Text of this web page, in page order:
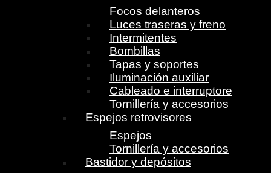
Focos delanteros
Luces traseras y freno
Intermitentes
Bombillas
Tapas y soportes
Iluminación auxiliar
Cableado e interruptores
Tornillería y accesorios
Espejos retrovisores
Espejos
Tornillería y accesorios
Bastidor y depósitos